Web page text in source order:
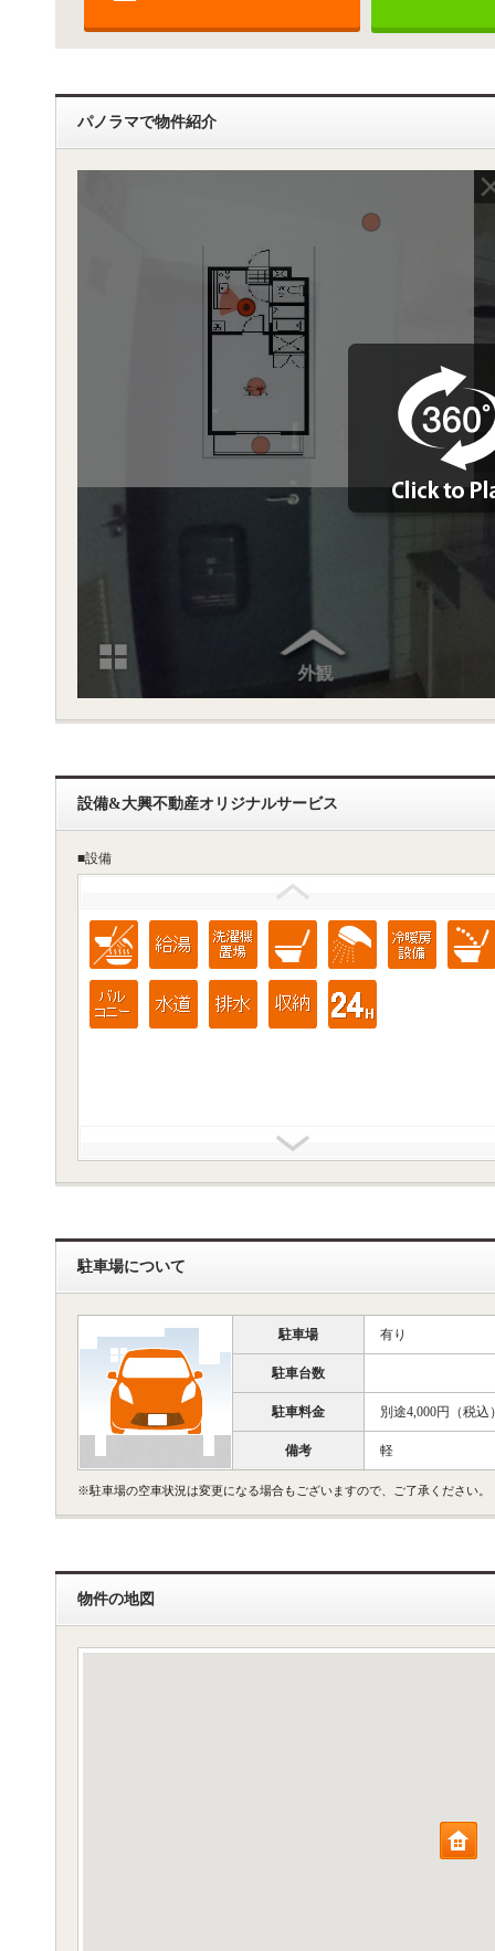
パノラマで物件紹介
設備&大興不動産オリジナルサービス
■設備
駐車場について
駐車場 有り
駐車台数
駐車料金 別途4,000円（税込
備考 軽
※駐車場の空車状況は変更になる場合もございますので、ご了承ください。
物件の地図